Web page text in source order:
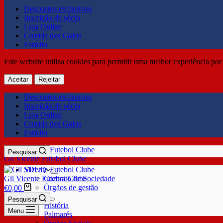
Descontos exclusivos
Inscrição de sócio
Loja Online
Corrida dos Galos
Estádio
Este website utiliza cookies para permitir uma melhor experiência
Aceitar Rejeitar
Descontos exclusivos
Inscrição de sócio
Loja Online
Corrida dos Galos
Estádio
Gil Vicente Futebol Clube
Pesquisar
SDUQ
Contrato de Sociedade
Órgãos de gestão
Clube
História
Palmarés
Gil Vicente Futebol Clube
€0,00
Pesquisar
Menu